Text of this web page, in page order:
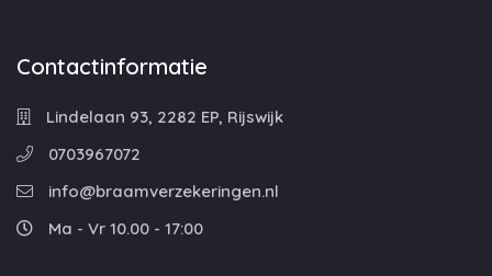
Contactinformatie
Lindelaan 93, 2282 EP, Rijswijk
0703967072
info@braamverzekeringen.nl
Ma - Vr 10.00 - 17:00